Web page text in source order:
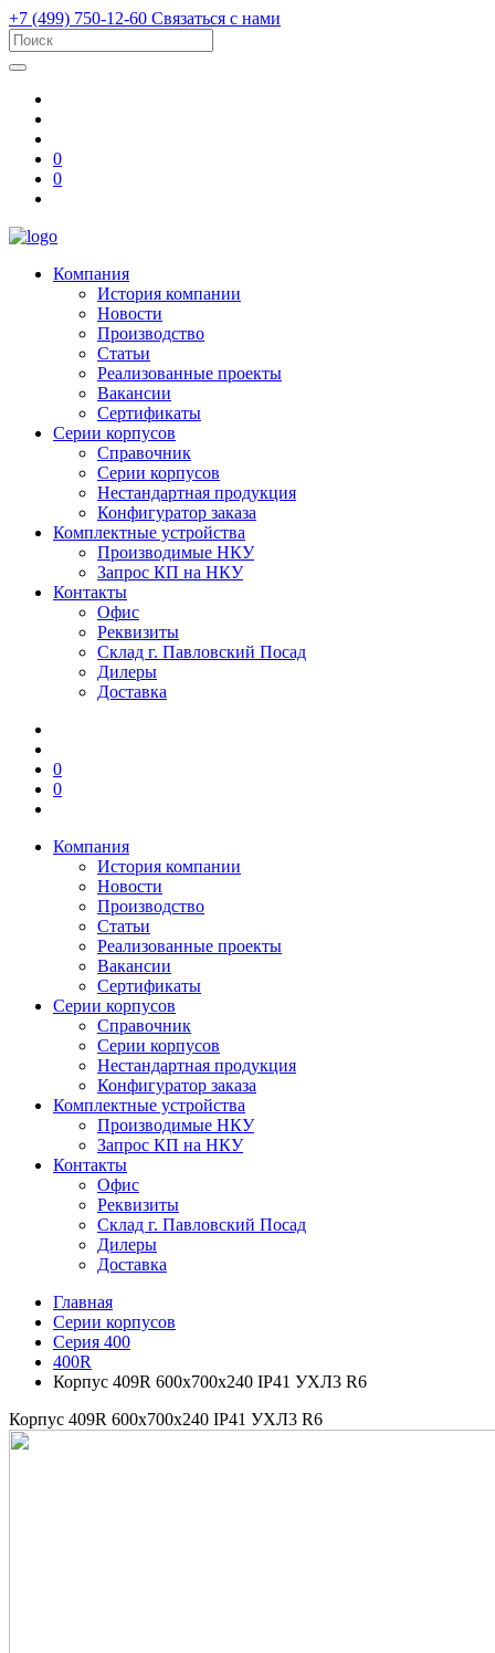
+7 (499) 750-12-60 Связаться с нами
0
0
Компания
История компании
Новости
Производство
Статьи
Реализованные проекты
Вакансии
Сертификаты
Серии корпусов
Справочник
Серии корпусов
Нестандартная продукция
Конфигуратор заказа
Комплектные устройства
Производимые НКУ
Запрос КП на НКУ
Контакты
Офис
Реквизиты
Склад г. Павловский Посад
Дилеры
Доставка
0
0
Компания
История компании
Новости
Производство
Статьи
Реализованные проекты
Вакансии
Сертификаты
Серии корпусов
Справочник
Серии корпусов
Нестандартная продукция
Конфигуратор заказа
Комплектные устройства
Производимые НКУ
Запрос КП на НКУ
Контакты
Офис
Реквизиты
Склад г. Павловский Посад
Дилеры
Доставка
Главная
Серии корпусов
Серия 400
400R
Корпус 409R 600х700х240 IP41 УХЛ3 R6
Корпус 409R 600х700х240 IP41 УХЛ3 R6